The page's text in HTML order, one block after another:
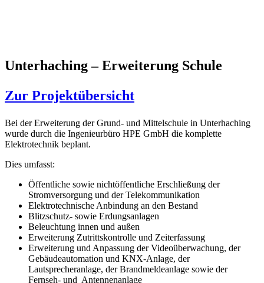
Unterhaching – Erweiterung Schule
Zur Projektübersicht
Bei der Erweiterung der Grund- und Mittelschule in Unterhaching
wurde durch die Ingenieurbüro HPE GmbH die komplette
Elektrotechnik beplant.
Dies umfasst:
Öffentliche sowie nichtöffentliche Erschließung der
Stromversorgung und der Telekommunikation
Elektrotechnische Anbindung an den Bestand
Blitzschutz- sowie Erdungsanlagen
Beleuchtung innen und außen
Erweiterung Zutrittskontrolle und Zeiterfassung
Erweiterung und Anpassung der Videoüberwachung, der
Gebäudeautomation und KNX-Anlage, der
Lautsprecheranlage, der Brandmeldeanlage sowie der
Fernseh- und Antennenanlage